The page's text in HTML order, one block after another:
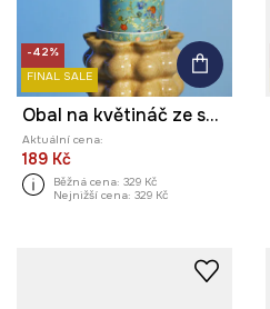
-42%
FINAL SALE
Obal na květináč ze speciální kolekce Eviva L'arte
Aktuální cena:
189 Kč
Běžná cena: 329 Kč
Nejnižší cena: 329 Kč